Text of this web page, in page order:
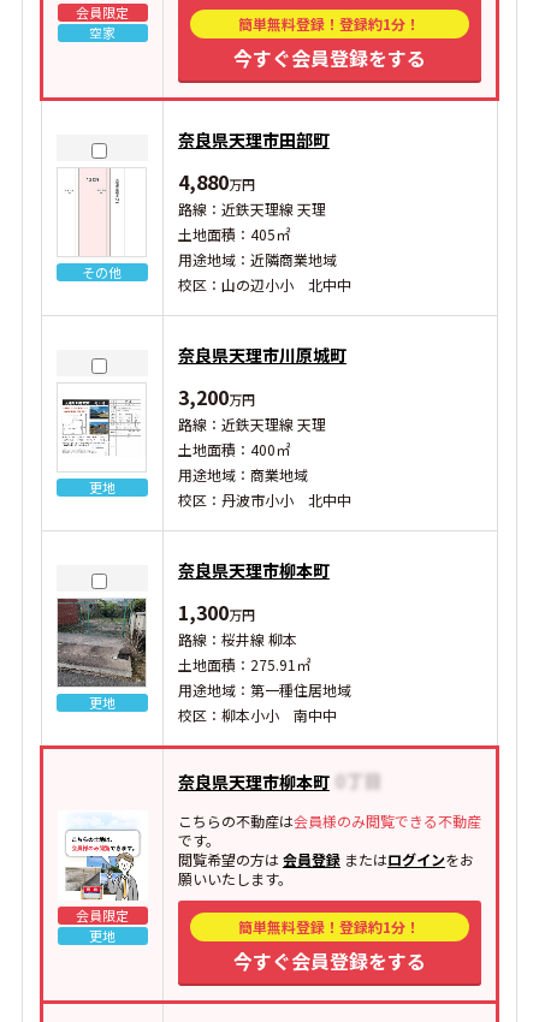
会員限定
空家
簡単無料登録！登録約1分！
今すぐ会員登録をする
その他
奈良県天理市田部町
4,880万円
路線：近鉄天理線 天理
土地面積：405㎡
用途地域：近隣商業地域
校区：山の辺小小 北中中
更地
奈良県天理市川原城町
3,200万円
路線：近鉄天理線 天理
土地面積：400㎡
用途地域：商業地域
校区：丹波市小小 北中中
更地
奈良県天理市柳本町
1,300万円
路線：桜井線 柳本
土地面積：275.91㎡
用途地域：第一種住居地域
校区：柳本小小 南中中
会員限定
更地
奈良県天理市柳本町
こちらの不動産は会員様のみ閲覧できる不動産
です。
閲覧希望の方は会員登録またはログインをお
願いいたします。
簡単無料登録！登録約1分！
今すぐ会員登録をする